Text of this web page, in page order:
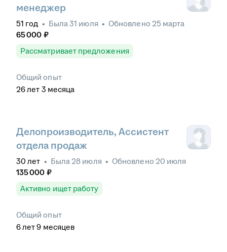
менеджер
51 год • Была31 июля • Обновлено 25 марта
65 000 ₽
Рассматривает предложения
Общий опыт
26лет 3 месяца
Делопроизводитель, Ассистент
отдела продаж
30 лет • Была 28 июля • Обновлено 20 июля
135 000 ₽
Активно ищет работу
Общий опыт
6лет 9 месяцев